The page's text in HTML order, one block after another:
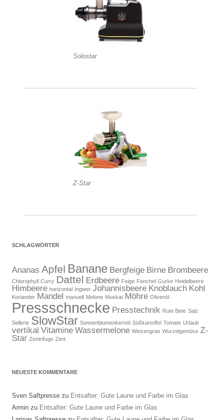
Solostar
Z-Star
SCHLAGWÖRTER
Ananas Apfel Banane Bergfeige Birne Brombeere
Chlorophyll Curry Dattel Erdbeere Feige Fenchel Gurke Heidelbeere
Himbeere horizontal Ingwer Johannisbeere Knoblauch Kohl
Koriander Mandel manuell Melone Muskat Möhre Olivenöl
Pressschnecke Presstechnik Rote Bete Salz
Sellerie SlowStar Sonnenblumenkernöl Süßkartoffel Tomate Urlaub
vertikal Vitamine Wassermelone Weizengras Wurzelgemüse Z-
Star Zentrifuge Zimt
NEUESTE KOMMENTARE
Sven Saftpresse zu Entsafter: Gute Laune und Farbe im Glas
Armin zu Entsafter: Gute Laune und Farbe im Glas